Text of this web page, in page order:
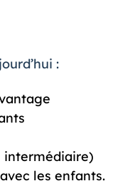
:
intermédiaire)
les enfants.